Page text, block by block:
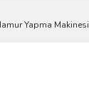
Yapma Makinesi